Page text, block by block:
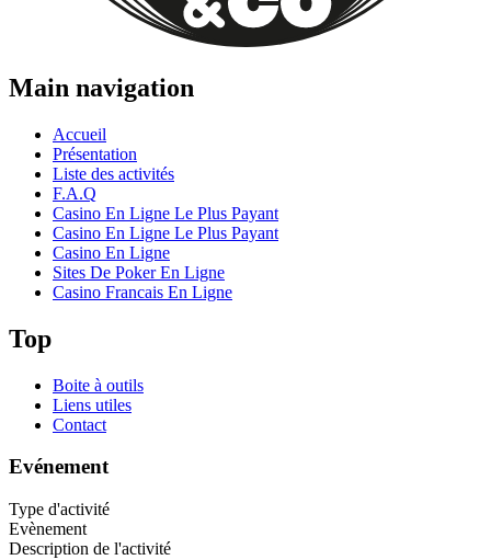
Main navigation
Accueil
Présentation
Liste des activités
F.A.Q
Casino En Ligne Le Plus Payant
Casino En Ligne Le Plus Payant
Casino En Ligne
Sites De Poker En Ligne
Casino Francais En Ligne
Top
Boite à outils
Liens utiles
Contact
Evénement
Type d'activité
Evènement
Description de l'activité